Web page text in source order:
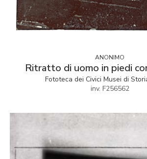
ANONIMO
Ritratto di uomo in piedi
Fototeca dei Civici Musei di
inv. F256562